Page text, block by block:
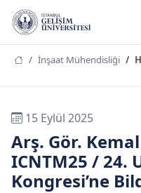
İnşaat Mühendisliği
15 Eylül 2025
Arş. Gör. Kemal
ICNTM25 / 24.
Kongresi’ne